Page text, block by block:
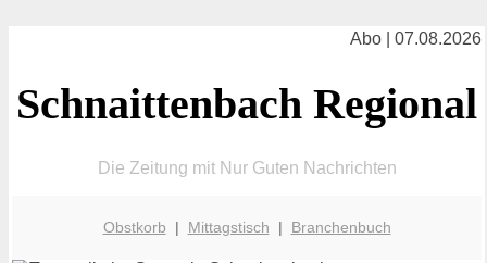
Abo | 07.08.2026
Schnaittenbach Regional
Die Zeitung mit Nur Guten Nachrichten
Obstkorb | Mittagstisch | Branchenbuch